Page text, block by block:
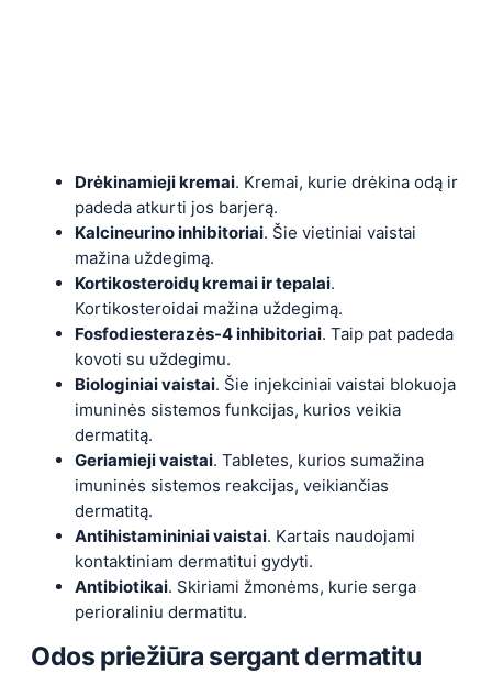
Drėkinamieji kremai. Kremai, kurie drėkina odą ir
padeda atkurti jos barjerą.
Kalcineurino inhibitoriai. Šie vietiniai vaistai
mažina uždegimą.
Kortikosteroidų kremai ir tepalai.
Kortikosteroidai mažina uždegimą.
Fosfodiesterazės-4 inhibitoriai. Taip pat padeda
kovoti su uždegimu.
Biologiniai vaistai. Šie injekciniai vaistai blokuoja
imuninės sistemos funkcijas, kurios veikia
dermatitą.
Geriamieji vaistai. Tabletes, kurios sumažina
imuninės sistemos reakcijas, veikiančias
dermatitą.
Antihistamininiai vaistai. Kartais naudojami
kontaktiniam dermatitui gydyti.
Antibiotikai. Skiriami žmonėms, kurie serga
perioraliniu dermatitu.
Odos priežiūra sergant dermatitu